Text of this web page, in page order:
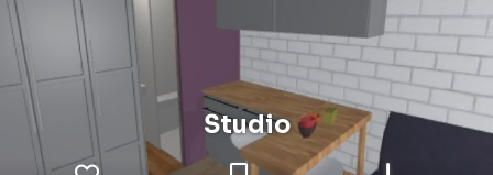
Studio